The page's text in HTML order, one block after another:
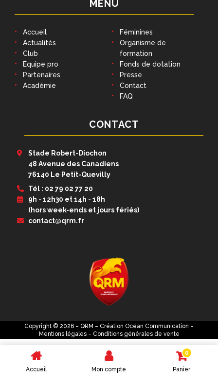
CONTACT
Stade Robert-Diochon
48 Avenue des Canadiens
76140 Le Petit-Quevilly
Tél : 02 79 02 77 20
9h - 12h30 et 14h - 18h
(hors week-ends et jours fériés)
contact@qrm.fr
MENU
Accueil
Actualités
Club
Équipe pro
Partenaires
Académie
Féminines
Organisme de
formation
Fonds de dotation
Presse
Contact
FAQ
Copyright © 2026 – QRM – Création Océan Communication –
Mentions légales– Conditions générales de vente
Accueil Mon compte
0
Panier